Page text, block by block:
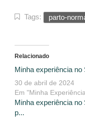
Tags: parto-
Relacionado
Minha experiência
30 de abril de 2024
Em "Minha
Minha experiência
p...